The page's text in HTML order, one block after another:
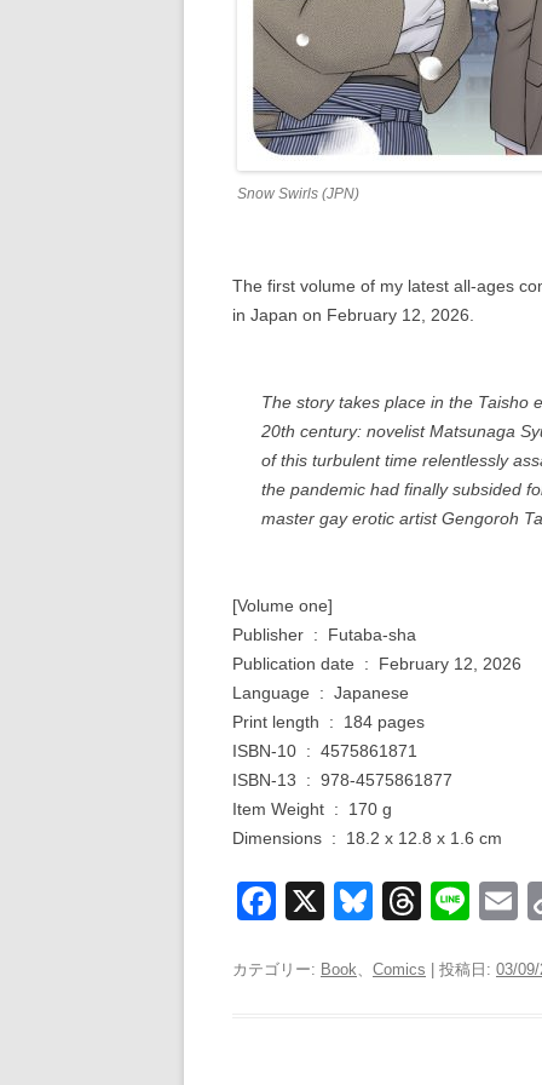
Snow Swirls (JPN)
The first volume of my latest all-ages
in Japan on February 12, 2026.
The story takes place in the Taisho
20th century: novelist Matsunaga
of this turbulent time relentlessly
the pandemic had finally subsided
master gay erotic artist Gengoroh
[Volume one]
Publisher ‏ : ‎ Futaba-sha
Publication date ‏ : ‎ February 12, 2026
Language ‏ : ‎ Japanese
Print length ‏ : ‎ 184 pages
ISBN-10 ‏ : ‎ 4575861871
ISBN-13 ‏ : ‎ 978-4575861877
Item Weight ‏ : ‎ 170 g
Dimensions ‏ : ‎ 18.2 x 12.8 x 1.6 cm
F
c
X
Bl
e
T
e
Li
e
E
カテゴリー: Book、 Comics | 投稿日: 03/